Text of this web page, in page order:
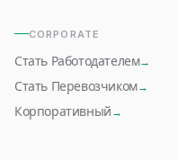
CORPORATE
Стать Работодателем→
Стать Перевозчиком→
Корпоративный →